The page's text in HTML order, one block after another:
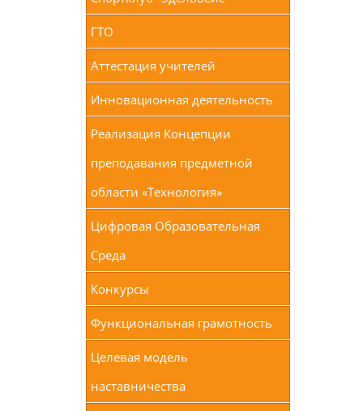
ГТО
Аттестация учителей
Инновационная деятельность
Реализация Концепции
преподавания предметной
области «Технология»
Цифровая Образовательная
Среда
Конкурсы
Функциональная грамотность
Целевая модель
наставничества